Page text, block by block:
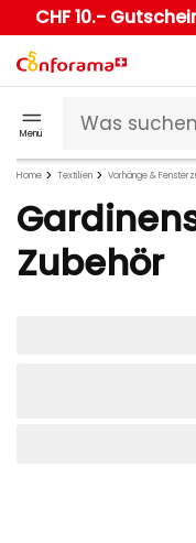
CHF 10.-
Menü
Home Textilien Vorhänge &
Zubehör